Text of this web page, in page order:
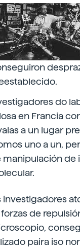
do
en Francia
a un lugar
uno a un,
manipulación de
investigadores
forzas de
paira iso